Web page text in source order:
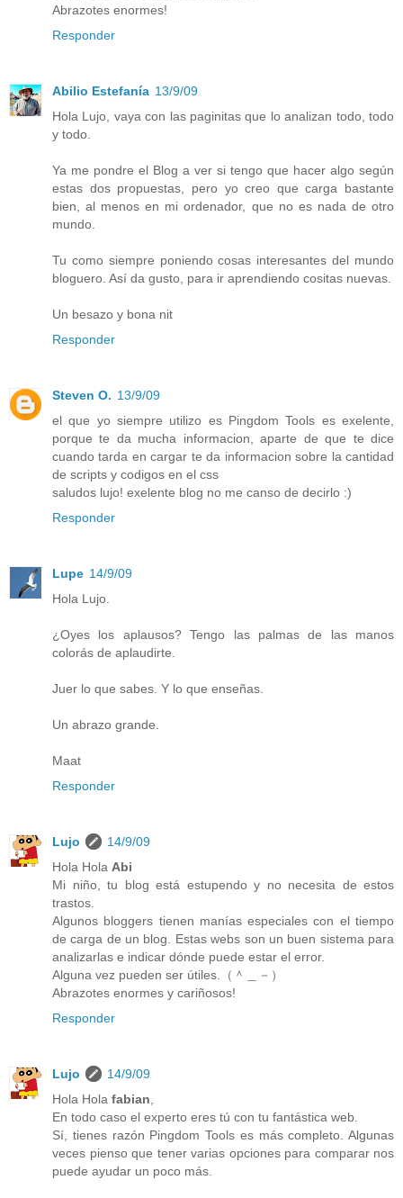
Abrazotes enormes!
Responder
Abilio Estefanía 13/9/09
Hola Lujo, vaya con las paginitas que lo analizan todo, todo
y todo.
Ya me pondre el Blog a ver si tengo que hacer algo según
estas dos propuestas, pero yo creo que carga bastante
bien, al menos en mi ordenador, que no es nada de otro
mundo.
Tu como siempre poniendo cosas interesantes del mundo
bloguero. Así da gusto, para ir aprendiendo cositas nuevas.
Un besazo y bona nit
Responder
Steven O. 13/9/09
el que yo siempre utilizo es Pingdom Tools es exelente,
porque te da mucha informacion, aparte de que te dice
cuando tarda en cargar te da informacion sobre la cantidad
de scripts y codigos en el css
saludos lujo! exelente blog no me canso de decirlo :)
Responder
Lupe 14/9/09
Hola Lujo.
¿Oyes los aplausos? Tengo las palmas de las manos
colorás de aplaudirte.
Juer lo que sabes. Y lo que enseñas.
Un abrazo grande.
Maat
Responder
Lujo
14/9/09
Hola Hola Abi
Mi niño, tu blog está estupendo y no necesita de estos
trastos.
Algunos bloggers tienen manías especiales con el tiempo
de carga de un blog. Estas webs son un buen sistema para
analizarlas e indicar dónde puede estar el error.
Alguna vez pueden ser útiles.（＾＿－）
Abrazotes enormes y cariñosos!
Responder
Lujo
14/9/09
Hola Hola fabian
En todo caso el experto eres tú con tu fantástica web.
Sí, tienes razón Pingdom Tools es más completo. Algunas
veces pienso que tener varias opciones para comparar nos
puede ayudar un poco más.